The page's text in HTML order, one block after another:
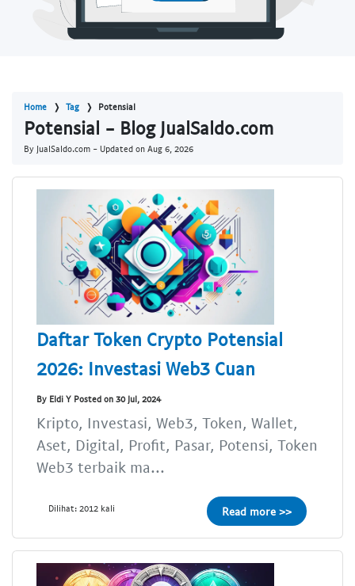
Home Tag Potensial
Potensial - Blog JualSaldo.com
By JualSaldo.com - Updated on Aug 6, 2026
Daftar Token Crypto Potensial
2026: Investasi Web3 Cuan
By Eldi Y Posted on 30 Jul, 2024
Kripto, Investasi, Web3, Token, Wallet,
Aset, Digital, Profit, Pasar, Potensi, Token
Web3 terbaik ma...
Dilihat: 2012 kali Read more >>